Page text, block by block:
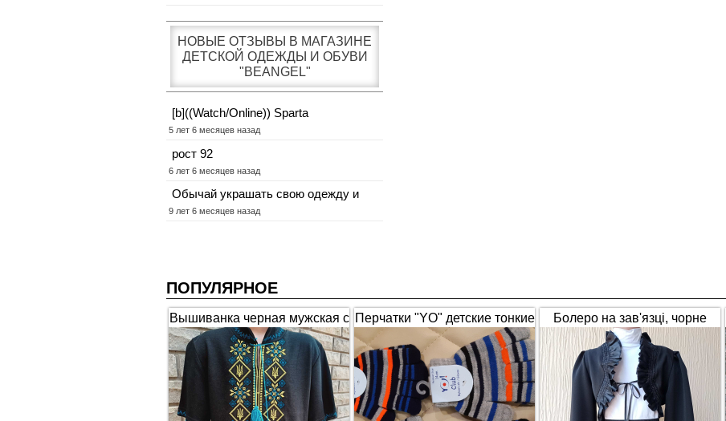
НОВЫЕ ОТЗЫВЫ В МАГАЗИНЕ
ДЕТСКОЙ ОДЕЖДЫ И ОБУВИ
"BEANGEL"
[b]((Watch/Online)) Sparta
5 лет 6 месяцев назад
рост 92
6 лет 6 месяцев назад
Обычай украшать свою одежду и
9 лет 6 месяцев назад
ПОПУЛЯРНОЕ
Вышиванка черная мужская с
коротким рукавом "Гербы"
Перчатки "YO" детские тонкие
полосатые
Болеро на зав'язці, чорне
(1653)